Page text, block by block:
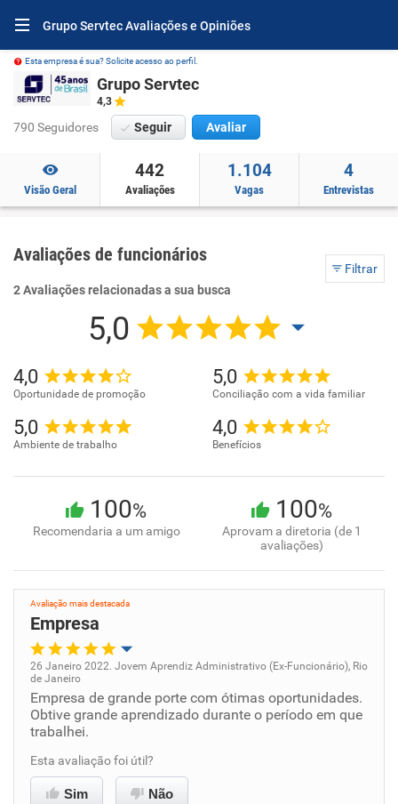
Grupo Servtec Avaliações e Opiniões
Esta empresa é sua? Solicite acesso ao perfil.
Grupo Servtec
4,3
790 Seguidores Seguir Avaliar
Visão Geral
442
Avaliações
1.104
Vagas
4
Entrevistas
Avaliações de funcionários
Filtrar
2 Avaliações relacionadas a sua busca
5,0
4,0
Oportunidade de promoção
5,0
Conciliação com a vida familiar
5,0
Ambiente de trabalho
4,0
Benefícios
100%
Recomendaria a um amigo
100%
Aprovam a diretoria (de 1
avaliações)
Avaliação mais destacada
Empresa
Oportunidade de promoção
Ambiente de trabalho
Conciliação com a vida familiar
26 Janeiro 2022. Jovem Aprendiz Administrativo (Ex-Funcionário), Rio
de Janeiro
Empresa de grande porte com ótimas oportunidades.
Obtive grande aprendizado durante o período em que
trabalhei.
Esta avaliação foi útil?
Sim Não